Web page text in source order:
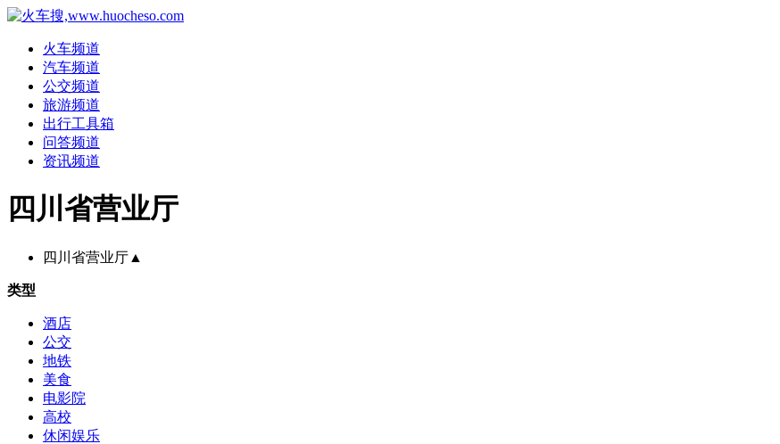
火车频道
汽车频道
公交频道
旅游频道
出行工具箱
问答频道
资讯频道
四川省营业厅
四川省营业厅 ▲
类型
酒店
公交
地铁
美食
电影院
高校
休闲娱乐